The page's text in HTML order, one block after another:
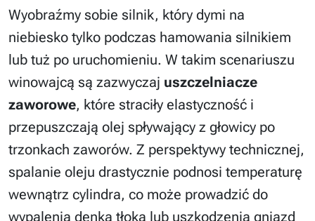
Wyobraźmy sobie silnik, który dymi na
niebiesko tylko podczas hamowania silnikiem
lub tuż po uruchomieniu. W takim scenariuszu
winowajcą są zazwyczaj uszczelniacze
zaworowe, które straciły elastyczność i
przepuszczają olej spływający z głowicy po
trzonkach zaworów. Z perspektywy technicznej,
spalanie oleju drastycznie podnosi temperaturę
wewnątrz cylindra, co może prowadzić do
wypalenia denka tłoka lub uszkodzenia gniazd